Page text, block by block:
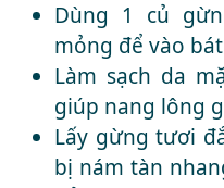
Dùng 1 củ
mỏng để vào
Làm sạch da
giúp nang lông
Lấy gừng tươi
bị nám tàn